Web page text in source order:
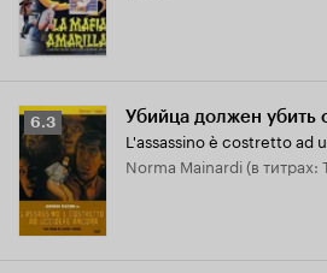
Рейтинг
Кинопоиска
6.3
6.3 Убийца должен убить
L'assassino è costretto ad
Norma Mainardi (в